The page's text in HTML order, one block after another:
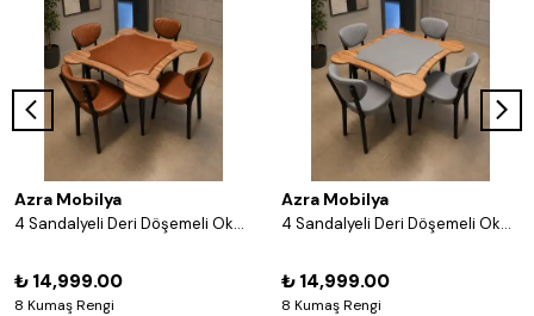
Azra Mobilya
4 Sandalyeli Deri Döşemeli Okey Masası Takımı – 8 Renk Seçenekli Ahşap Masa ve Sandalye Seti - Acı Kahve
₺ 14,999.00
8 Kumaş Rengi
Azra Mobilya
4 Sandalyeli Deri Döşemeli Okey Masası Takımı – 8 Renk Seçenekli Ahşap Masa ve Sandalye Seti - Gri
₺ 14,999.00
8 Kumaş Rengi